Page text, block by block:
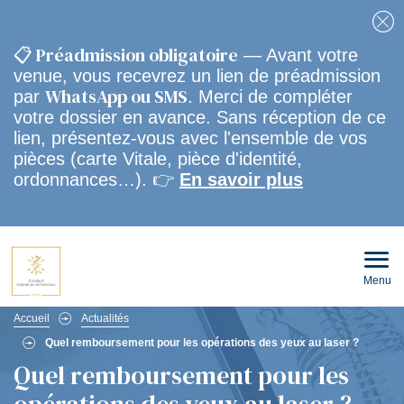
📋 Préadmission obligatoire — Avant votre
venue, vous recevrez un lien de préadmission
par WhatsApp ou SMS. Merci de compléter
votre dossier en avance. Sans réception de ce
lien, présentez-vous avec l'ensemble de vos
pièces (carte Vitale, pièce d'identité,
ordonnances…). 👉 En savoir plus
Menu
menu
Fil
d'Ariane
Accueil
Actualités
Quel remboursement pour les opérations des yeux au laser ?
Quel remboursement pour les